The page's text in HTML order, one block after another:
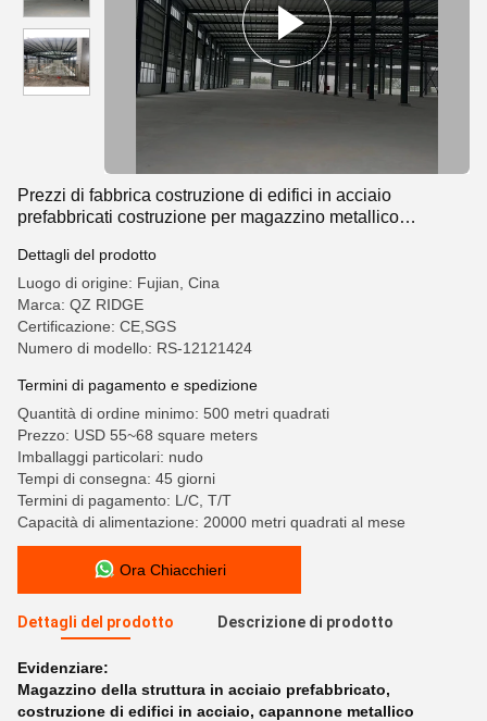
Prezzi di fabbrica costruzione di edifici in acciaio
prefabbricati costruzione per magazzino metallico
Dettagli del prodotto
Luogo di origine: Fujian, Cina
Marca: QZ RIDGE
Certificazione: CE,SGS
Numero di modello: RS-12121424
Termini di pagamento e spedizione
Quantità di ordine minimo: 500 metri quadrati
Prezzo: USD 55~68 square meters
Imballaggi particolari: nudo
Tempi di consegna: 45 giorni
Termini di pagamento: L/C, T/T
Capacità di alimentazione: 20000 metri quadrati al mese
Ora Chiacchieri
Dettagli del prodotto Descrizione di prodotto
Evidenziare:
Magazzino della struttura in acciaio prefabbricato,
costruzione di edifici in acciaio, capannone metallico